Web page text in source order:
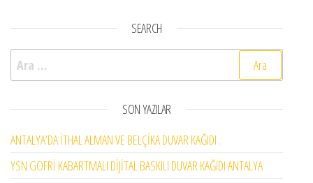
SEARCH
Arama:
SON YAZILAR
ANTALYA’DA İTHAL ALMAN VE BELÇİKA DUVAR KAĞIDI .
YSN GOFRİ KABARTMALI DİJİTAL BASKILI DUVAR KAĞIDI ANTALYA